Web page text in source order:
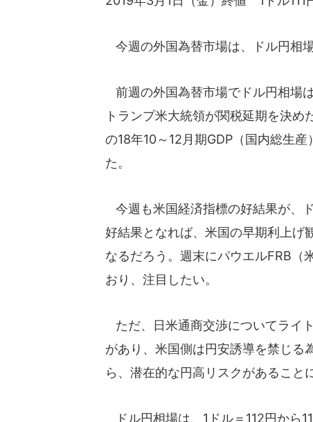
今週の外国為替市場は、ドル円相
前週の外国為替市場でドル円相場
トランプ米大統領が関税延期を決
の18年10～12月期GDP（国内総生
た。
今週も米国経済指標の好結果が、
好結果となれば、米国の早期利上げ
なるだろう。週末にパウエルFRB（
おり、注目したい。
ただ、日米通商交渉についてライ
があり、米国側は円安誘導を禁じる
ら、潜在的な円高リスクがあること
ドル円相場は、1ドル＝112円から